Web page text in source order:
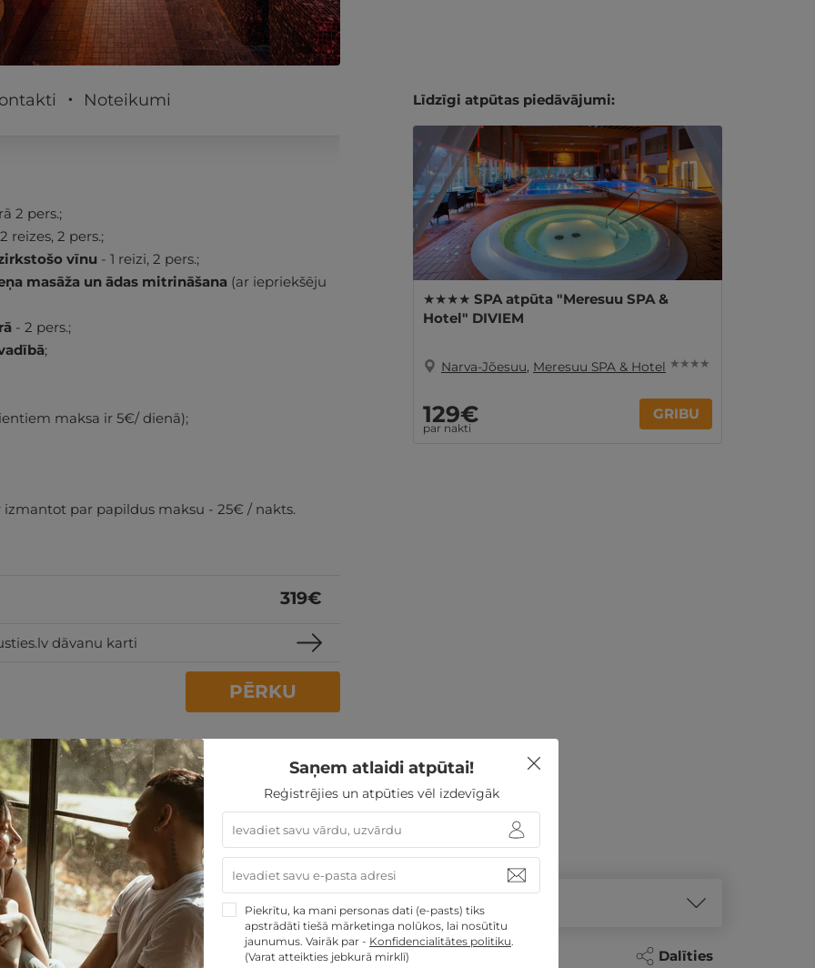
Noteikumi
2 pers.;
reizes, 2 pers.;
vīnu - 1 reizi, 2 pers.;
masāža un ādas mitrināšana (ar iepriekšēju
- 2 pers.;
;
maksa ir 5€/ dienā);
par papildus maksu - 25€ / nakts.
319€
dāvanu karti
PĒRKU
Noteikumi Dalīties
Līdzīgi atpūtas piedāvājumi:
★★★★ SPA atpūta "Meresuu SPA &
Hotel" DIVIEM
Narva-Jõesuu, Meresuu SPA & Hotel ★ ★ ★ ★
129€
par nakti
GRIBU
piedāvājumi:
TOP piedāvājumus
Saņem atlaidi atpūtai!
Reģistrējies un atpūties vēl izdevīgāk
Piekrītu, ka mani personas dati (e-pasts) tiks
apstrādāti tiešā mārketinga nolūkos, lai nosūtītu
jaunumus. Vairāk par - Konfidencialitātes politiku.
(Varat atteikties jebkurā mirklī)